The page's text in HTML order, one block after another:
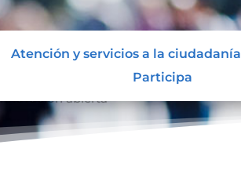
Atención y servicios a la ciudadanía
Participa
abierta